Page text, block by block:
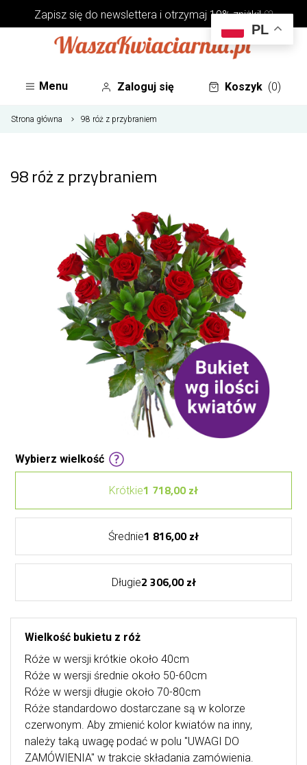
Zapisz się do newsletterai otrzymaj 10% zniżki! ♡
Menu Zaloguj się Koszyk (0)
Strona główna 98 róż z przybraniem
98 róż z przybraniem
Wybierz wielkość
Krótkie1 718,00 zł
Średnie1 816,00 zł
Długie2 306,00 zł
Wielkość bukietu z róż
Róże w wersji krótkie około 40cm
Róże w wersji średnie około 50-60cm
Róże w wersji długie około 70-80cm
Róże standardowo dostarczane są w kolorze
czerwonym. Aby zmienić kolor kwiatów na inny,
należy taką uwagę podać w polu "UWAGI DO
ZAMÓWIENIA" w trakcie składania zamówienia.
PL